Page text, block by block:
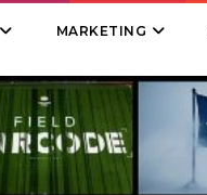
TREND
CASE
MARKETING